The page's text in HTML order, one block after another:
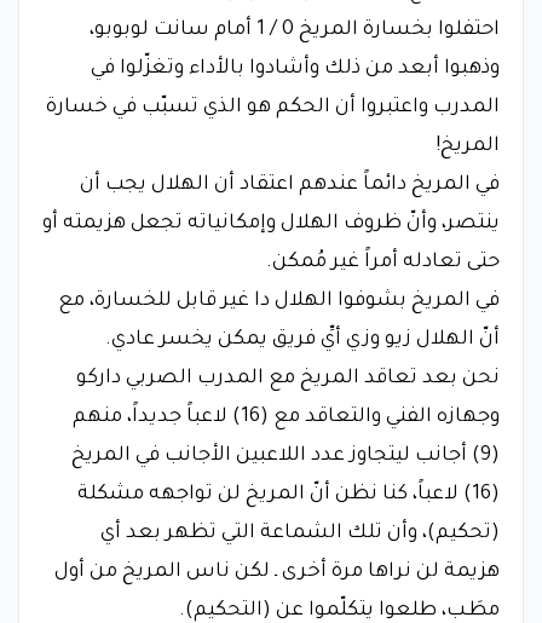
احتفلوا بخسارة المريخ 0 / 1 أمام سانت لوبوبو،
وذهبوا أبعد من ذلك وأشادوا بالأداء وتغزّلوا في
المدرب واعتبروا أن الحكم هو الذي تسبّب في خسارة
المريخ!
في المريخ دائماً عندهم اعتقاد أن الهلال يجب أن
ينتصر، وأنّ ظروف الهلال وإمكانياته تجعل هزيمته أو
حتى تعادله أمراً غير مُمكن.
في المريخ بشوفوا الهلال دا غير قابل للخسارة، مع
أنّ الهلال زيو وزي أيِّ فريق يمكن يخسر عادي.
نحن بعد تعاقد المريخ مع المدرب الصربي داركو
وجهازه الفني والتعاقد مع (16) لاعباً جديداً، منهم
(9) أجانب ليتجاوز عدد اللاعبين الأجانب في المريخ
(16) لاعباً، كنا نظن أنّ المريخ لن تواجهه مشكلة
(تحكيم)، وأن تلك الشماعة التي تظهر بعد أي
هزيمة لن نراها مرة أخرى ـ لكن ناس المريخ من أول
مطَـب، طلعوا يتكلّموا عن (التحكيم).